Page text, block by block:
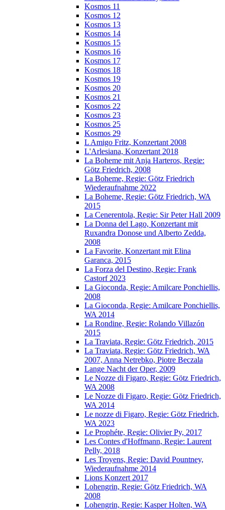
Kosmos 11
Kosmos 12
Kosmos 13
Kosmos 14
Kosmos 15
Kosmos 16
Kosmos 17
Kosmos 18
Kosmos 19
Kosmos 20
Kosmos 21
Kosmos 22
Kosmos 23
Kosmos 25
Kosmos 29
L Amigo Fritz, Konzertant 2008
L'Arlesiana, Konzertant 2018
La Boheme mit Anja Harteros, Regie:
Götz Friedrich, 2008
La Boheme, Regie: Götz Friedrich
Wiederaufnahme 2022
La Boheme, Regie: Götz Friedrich, WA
2015
La Cenerentola, Regie: Sir Peter Hall 2009
La Donna del Lago, Konzertant mit
Ruxandra Donose und Alberto Zedda,
2008
La Favorite, Konzertant mit Elina
Garanca, 2015
La Forza del Destino, Regie: Frank
Castorf 2023
La Gioconda, Regie: Amilcare Ponchiellis,
2008
La Gioconda, Regie: Amilcare Ponchiellis,
WA 2014
La Rondine, Regie: Rolando Villazón
2015
La Traviata, Regie: Götz Friedrich, 2015
La Traviata, Regie: Götz Friedrich, WA
2007, Anna Netrebko, Piotre Beczala
Lange Nacht der Oper, 2009
Le Nozze di Figaro, Regie: Götz Friedrich,
WA 2008
Le Nozze di Figaro, Regie: Götz Friedrich,
WA 2014
Le nozze di Figaro, Regie: Götz Friedrich,
WA 2023
Le Prophéte, Regie: Olivier Py, 2017
Les Contes d'Hoffmann, Regie: Laurent
Pelly, 2018
Les Troyens, Regie: David Pountney,
Wiederaufnahme 2014
Lions Konzert 2017
Lohengrin, Regie: Götz Friedrich, WA
2008
Lohengrin, Regie: Kasper Holten, WA